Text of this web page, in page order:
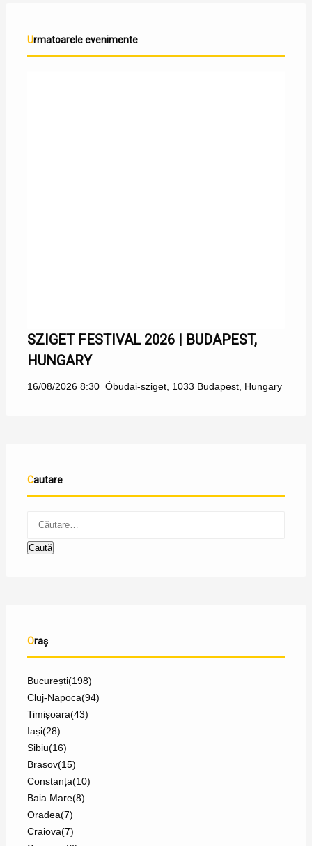
Urmatoarele evenimente
SZIGET FESTIVAL 2026 | BUDAPEST,
HUNGARY
16/08/2026 8:30 Óbudai-sziget, 1033 Budapest, Hungary
Cautare
Oraș
București(198)
Cluj-Napoca(94)
Timișoara(43)
Iași(28)
Sibiu(16)
Brașov(15)
Constanța(10)
Baia Mare(8)
Oradea(7)
Craiova(7)